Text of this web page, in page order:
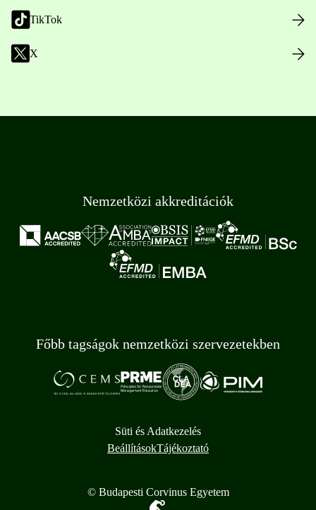
TikTok
X
Nemzetközi akkreditációk
Főbb tagságok nemzetközi szervezetekben
Süti és Adatkezelés
BeállításokTájékoztató
© Budapesti Corvinus Egyetem